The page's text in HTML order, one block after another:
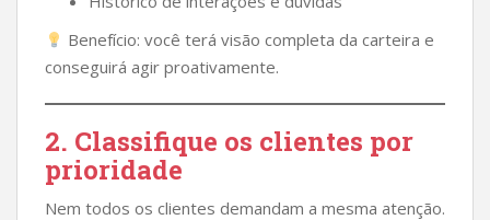
Benefício: você terá visão completa da carteira e
conseguirá agir proativamente.
2. Classifique os clientes por
prioridade
Nem todos os clientes demandam a mesma atenção.